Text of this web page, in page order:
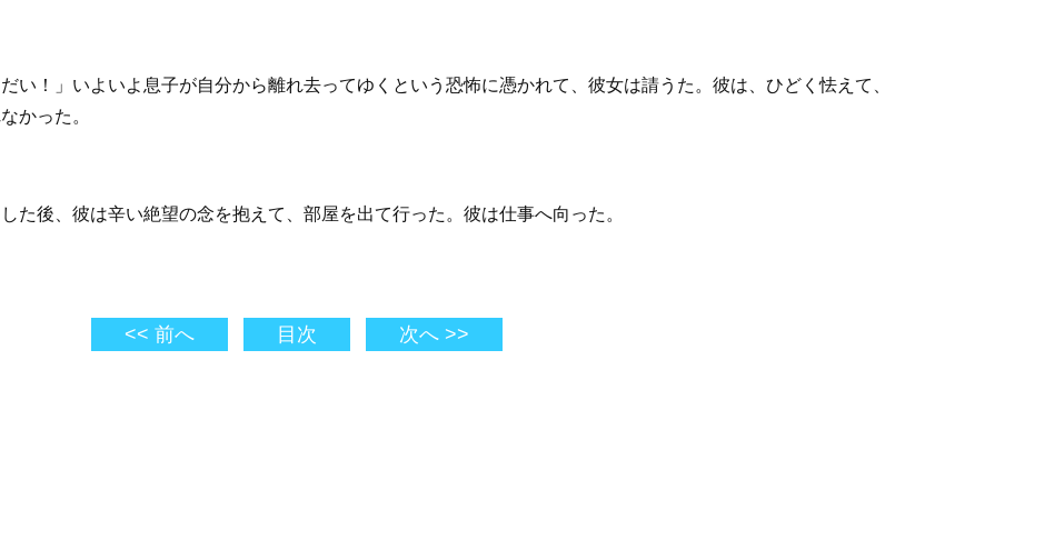
い！」いよいよ息子が自分から離れ去ってゆくという恐怖に憑かれて、彼女は請うた。彼は、ひどく怯えて、
かった。
た後、彼は辛い絶望の念を抱えて、部屋を出て行った。彼は仕事へ向った。
<< 前へ 目次 次へ >>